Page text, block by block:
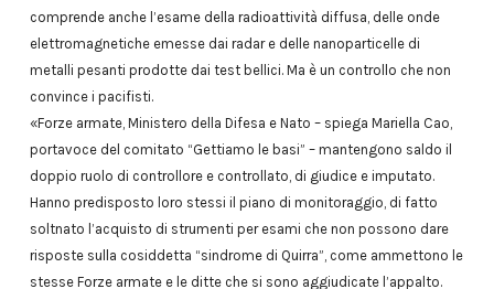
comprende anche l’esame della radioattività diffusa, delle onde
elettromagnetiche emesse dai radar e delle nanoparticelle di
metalli pesanti prodotte dai test bellici. Ma è un controllo che non
convince i pacifisti.
«Forze armate, Ministero della Difesa e Nato – spiega Mariella Cao,
portavoce del comitato “Gettiamo le basi” – mantengono saldo il
doppio ruolo di controllore e controllato, di giudice e imputato.
Hanno predisposto loro stessi il piano di monitoraggio, di fatto
soltnato l’acquisto di strumenti per esami che non possono dare
risposte sulla cosiddetta “sindrome di Quirra”, come ammettono le
stesse Forze armate e le ditte che si sono aggiudicate l’appalto.